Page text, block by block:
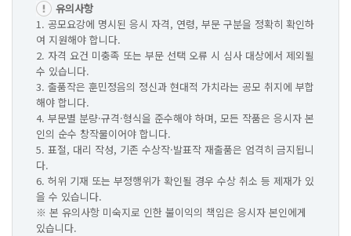
유의사항
1. 공모요강에 명시된 응시 자격, 연령, 부문 구분을 정확히 확인하
여 지원해야 합니다.
2. 자격 요건 미충족 또는 부문 선택 오류 시 심사 대상에서 제외될
수 있습니다.
3. 출품작은 훈민정음의 정신과 현대적 가치라는 공모 취지에 부합
해야 합니다.
4. 부문별 분량·규격·형식을 준수해야 하며, 모든 작품은 응시자 본
인의 순수 창작물이어야 합니다.
5. 표절, 대리 작성, 기존 수상작·발표작 재출품은 엄격히 금지됩니
다.
6. 허위 기재 또는 부정행위가 확인될 경우 수상 취소 등 제재가 있
을 수 있습니다.
※ 본 유의사항 미숙지로 인한 불이익의 책임은 응시자 본인에게
있습니다.